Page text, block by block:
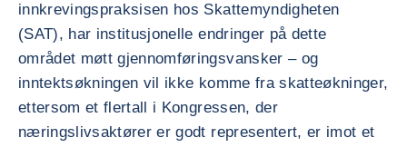
innkrevingspraksisen hos Skattemyndigheten
(SAT), har institusjonelle endringer på dette
området møtt gjennomføringsvansker – og
inntektsøkningen vil ikke komme fra skatteøkninger,
ettersom et flertall i Kongressen, der
næringslivsaktører er godt representert, er imot et